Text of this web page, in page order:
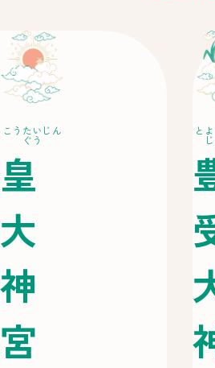
皇
大
神
宮
こうたいじん
ぐう
と